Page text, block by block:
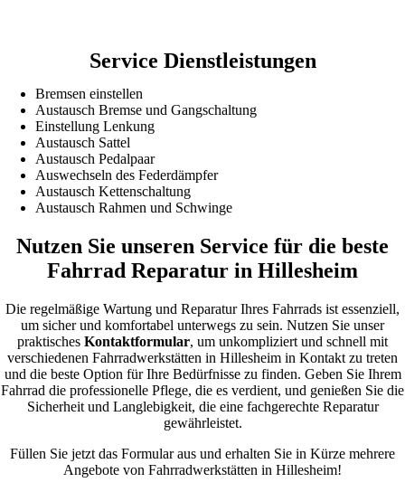
Service Dienstleistungen
Bremsen einstellen
Austausch Bremse und Gangschaltung
Einstellung Lenkung
Austausch Sattel
Austausch Pedalpaar
Auswechseln des Federdämpfer
Austausch Kettenschaltung
Austausch Rahmen und Schwinge
Nutzen Sie unseren Service für die beste
Fahrrad Reparatur in Hillesheim
Die regelmäßige Wartung und Reparatur Ihres Fahrrads ist essenziell,
um sicher und komfortabel unterwegs zu sein. Nutzen Sie unser
praktisches Kontaktformular, um unkompliziert und schnell mit
verschiedenen Fahrradwerkstätten in Hillesheim in Kontakt zu treten
und die beste Option für Ihre Bedürfnisse zu finden. Geben Sie Ihrem
Fahrrad die professionelle Pflege, die es verdient, und genießen Sie die
Sicherheit und Langlebigkeit, die eine fachgerechte Reparatur
gewährleistet.
Füllen Sie jetzt das Formular aus und erhalten Sie in Kürze mehrere
Angebote von Fahrradwerkstätten in Hillesheim!